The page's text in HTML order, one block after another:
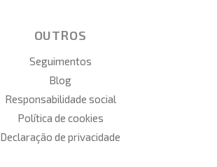
OUTROS
Seguimentos
Blog
Responsabilidade social
Política de cookies
Declaração de privacidade